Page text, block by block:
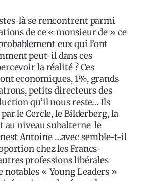
là se rencontrent parmi
de ce « monsieur de » ce
eux qui l’ont
peut-il dans ces
la réalité ? Ces
economiques, 1%, grands
petits directeurs des
qu’il nous reste… Ils
le Cercle, le Bilderberg, la
au niveau subalterne le
Antoine …avec semble-t-il
chez les Francs-
professions libérales
notables « Young Leaders »